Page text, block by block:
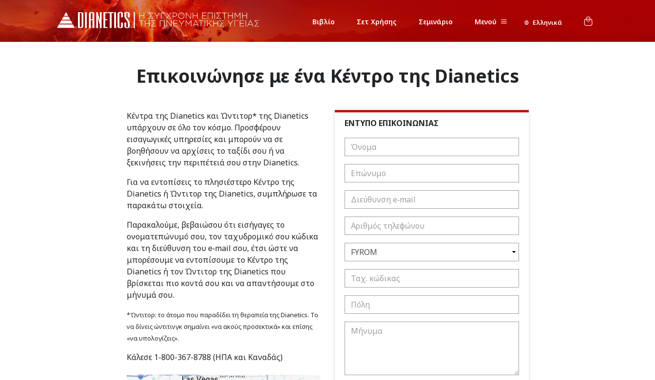
Βιβλίο Σετ Χρήσης Σεμινάριο Μενού Ελληνικά
Επικοινώνησε με ένα Κέντρο της Dianetics
Κέντρα της Dianetics και Ώντιτορ* της Dianetics
υπάρχουν σε όλο τον κόσμο. Προσφέρουν
εισαγωγικές υπηρεσίες και μπορούν να σε
βοηθήσουν να αρχίσεις το ταξίδι σου ή να
ξεκινήσεις την περιπέτειά σου στην Dianetics.
Για να εντοπίσεις το πλησιέστερο Κέντρο της
Dianetics ή Ώντιτορ της Dianetics, συμπλήρωσε τα
παρακάτω στοιχεία.
Παρακαλούμε, βεβαιώσου ότι εισήγαγες το
ονοματεπώνυμό σου, τον ταχυδρομικό σου κώδικα
και τη διεύθυνση του e‑mail σου, έτσι ώστε να
μπορέσουμε να εντοπίσουμε το Κέντρο της
Dianetics ή τον Ώντιτορ της Dianetics που
βρίσκεται πιο κοντά σου και να απαντήσουμε στο
μήνυμά σου.
*Ώντιτορ: το άτομο που παραδίδει τη θεραπεία της Dianetics. Το
να δίνεις ώντιτινγκ σημαίνει «να ακούς προσεκτικά» και επίσης
«να υπολογίζεις».
Κάλεσε 1-800-367-8788 (ΗΠΑ και Καναδάς)
ΕΝΤΥΠΟ ΕΠΙΚΟΙΝΩΝΙΑΣ